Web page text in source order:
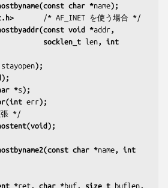
char *name);
void *addr ,
                              socklen_t
len
stayopen);
*s);
err);
char *name
*
ret , char *buf , size_t buflen ,